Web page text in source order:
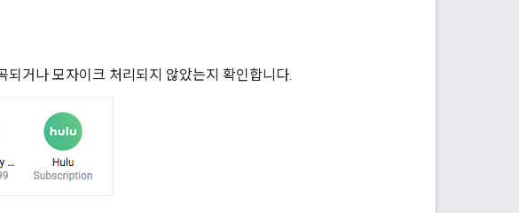
거나 모자이크 처리되지 않았는지 확인합니다.